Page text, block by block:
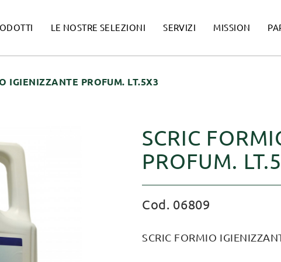
LE NOSTRE SELEZIONI SERVIZI MISSION
IGIENIZZANTE PROFUM. LT.5X3
SCRIC
PROFUM.
Cod. 06809
SCRIC FORMIO